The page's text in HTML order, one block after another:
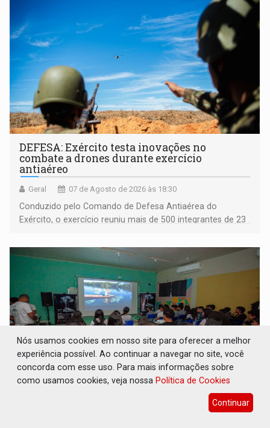
DEFESA: Exército testa inovações no
combate a drones durante exercício
antiaéreo
Geral 07 de Agosto de 2026 às 18:30
Conduzido pelo Comando de Defesa Antiaérea do
Exército, o exercício reuniu mais de 500 integrantes de 23
TEMAS SOCIOAMBIENTAIS: Em Itapuã do
Nós usamos cookies em nosso site para oferecer a melhor
experiência possível. Ao continuar a navegar no site, você
concorda com esse uso. Para mais informações sobre
como usamos cookies, veja nossa Política de Cookies
Continuar